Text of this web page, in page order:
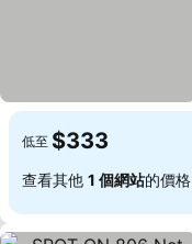
低至 $333
查看其他 1 個網站的價格